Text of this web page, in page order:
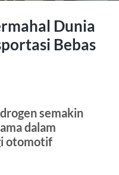
Dunia
Bebas
semakin
dalam
otomotif